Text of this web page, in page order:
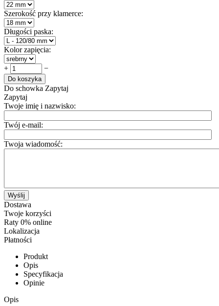
Szerokość przy klamerce:
Długości paska:
Kolor zapięcia:
+ −
Do koszyka
Do schowka Zapytaj
Zapytaj
Twoje imię i nazwisko:
Twój e-mail:
Twoja wiadomość:
Wyślij
Dostawa
Twoje korzyści
Raty 0% online
Lokalizacja
Płatności
Produkt
Opis
Specyfikacja
Opinie
Opis